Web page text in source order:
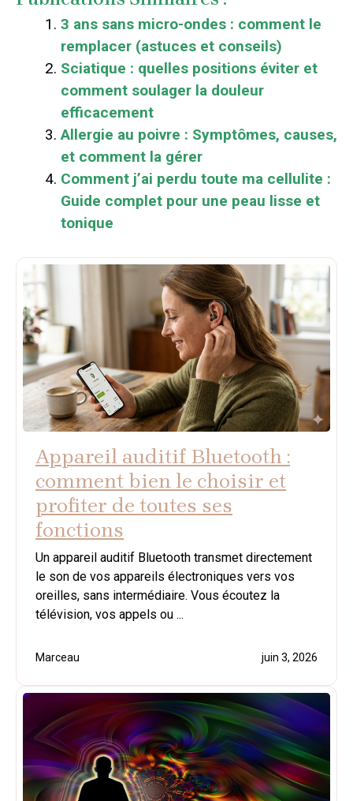
3 ans sans micro-ondes : comment le
remplacer (astuces et conseils)
Sciatique : quelles positions éviter et
comment soulager la douleur
efficacement
Allergie au poivre : Symptômes, causes,
et comment la gérer
Comment j’ai perdu toute ma cellulite :
Guide complet pour une peau lisse et
tonique
Appareil auditif Bluetooth :
comment bien le choisir et
profiter de toutes ses
fonctions
Un appareil auditif Bluetooth transmet directement
le son de vos appareils électroniques vers vos
oreilles, sans intermédiaire. Vous écoutez la
télévision, vos appels ou ...
Marceau juin 3, 2026